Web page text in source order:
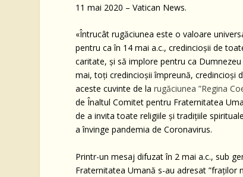
11 mai 2020 – Vatican News.
«Întrucât rugăciunea este o valoare
pentru ca în 14 mai a.c., credincioșii de
caritate, și să implore pentru ca
mai, toți credincioșii împreună, credincioși
aceste cuvinte de larugăciunea ”Regina
de Înaltul Comitet pentru Fraternitatea
de a invita toate religiile și tradițiile
a învinge pandemia de Coronavirus.
Printr-un mesaj difuzat în 2 mai a.c., sub
Fraternitatea Umană s-au adresat ”fraților